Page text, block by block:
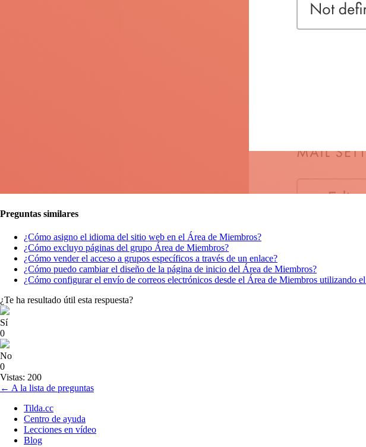
Preguntas similares
¿Cómo asigno el idioma del sitio web en el Área de Miembros?
¿Cómo excluyo páginas del grupo Área de Miembros?
¿Cómo vender el acceso a grupos específicos a través de un enlace?
¿Cómo puedo cambiar el diseño de la página de inicio del Área de Miembros?
¿Cómo configurar el envío de correos electrónicos desde el Área de Miembros utilizando
¿Te ha resultado útil esta respuesta?
Sí
0
No
0
Vistas: 200
← A la lista de preguntas
Tilda.cc
Centro de ayuda
Lecciones en vídeo
Blog